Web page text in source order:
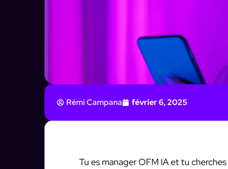
Rémi Campana février 6, 2025
Tu es manager OFM IA et tu